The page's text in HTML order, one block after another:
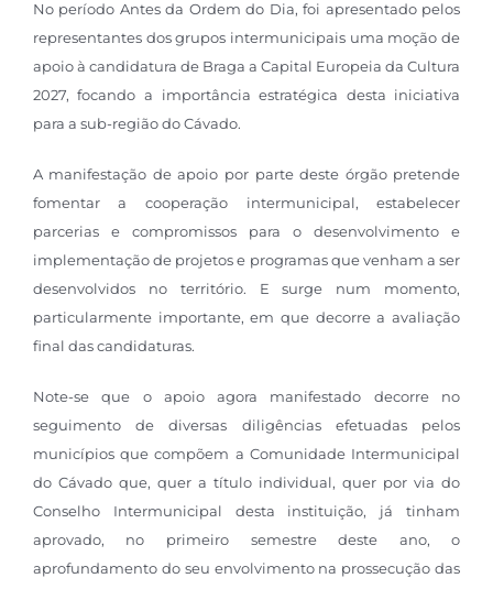
No período Antes da Ordem do Dia, foi apresentado pelos
representantes dos grupos intermunicipais uma moção de
apoio à candidatura de Braga a Capital Europeia da Cultura
2027, focando a importância estratégica desta iniciativa
para a sub-região do Cávado.
A manifestação de apoio por parte deste órgão pretende
fomentar a cooperação intermunicipal, estabelecer
parcerias e compromissos para o desenvolvimento e
implementação de projetos e programas que venham a ser
desenvolvidos no território. E surge num momento,
particularmente importante, em que decorre a avaliação
final das candidaturas.
Note-se que o apoio agora manifestado decorre no
seguimento de diversas diligências efetuadas pelos
municípios que compõem a Comunidade Intermunicipal
do Cávado que, quer a título individual, quer por via do
Conselho Intermunicipal desta instituição, já tinham
aprovado, no primeiro semestre deste ano, o
aprofundamento do seu envolvimento na prossecução das